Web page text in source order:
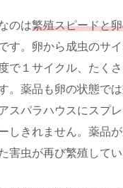
のは繁殖スピードと
す。卵から成虫のサ
で１サイクル、たく
。薬品も卵の状態で
スパラハウスにスプ
しきれません。薬品
害虫が再び繁殖してい